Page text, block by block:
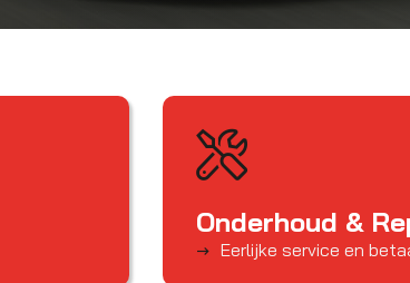
Onderhoud &
Eerlijke service en